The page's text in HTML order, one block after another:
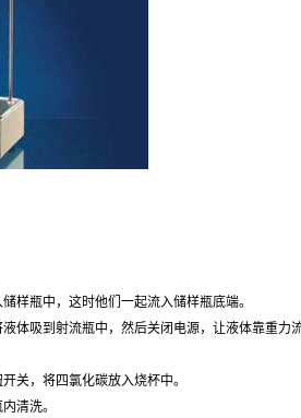
样瓶中，这时他们一起流入储样瓶底端。
体吸到射流瓶中，然后关闭电源，让液体靠重力
关，将四氯化碳放入烧杯中。
清洗。